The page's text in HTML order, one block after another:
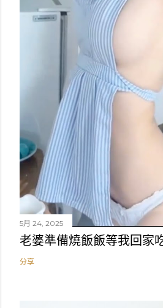
5月 24, 2025
老婆準備燒飯飯等我回家
分享